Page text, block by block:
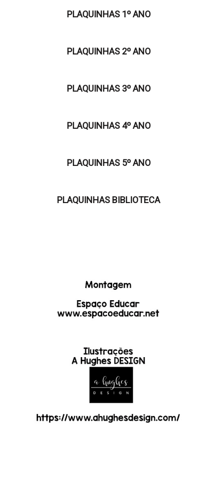
PLAQUINHAS 1º ANO
PLAQUINHAS 2º ANO
PLAQUINHAS 3º ANO
PLAQUINHAS 4º ANO
PLAQUINHAS 5º ANO
PLAQUINHAS BIBLIOTECA